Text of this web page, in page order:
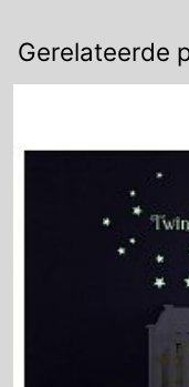
Gerelateerde